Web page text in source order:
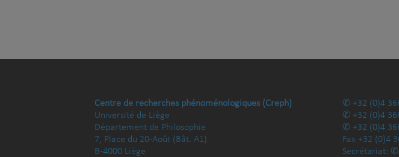
Centre de recherches phénoménologiques (Creph)
Université de Liège
Département de Philosophie
7, Place du 20-Août (Bât. A1)
B-4000 Liège
+32 (0)4
+32 (0)4
+32 (0)4
Fax +32 (0)4
Secrétariat: